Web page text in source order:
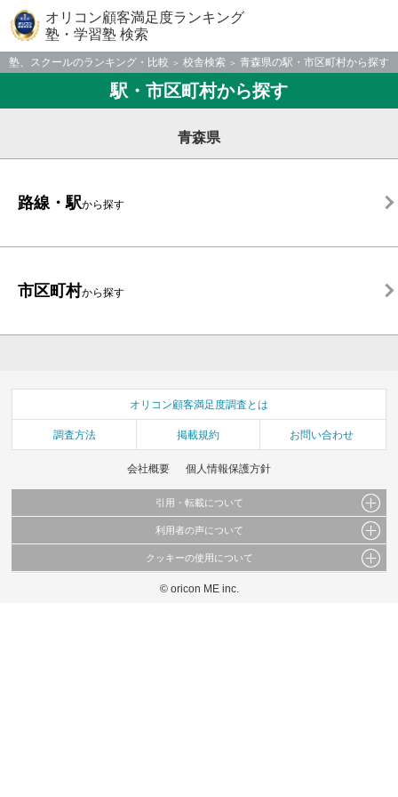
オリコン顧客満足度ランキング
塾・学習塾 検索
塾、スクールのランキング・比較 校舎検索 青森県の駅・市区町村から探す
駅・市区町村から探す
青森県
路線・駅から探す
市区町村から探す
オリコン顧客満足度調査とは
調査方法 掲載規約 お問い合わせ
会社概要 個人情報保護方針
引用・転載について
当サイトで公開されている情報（文字、写真、イラスト、画像データ等）及びこれらの配
これらの情報を権利者の許可なく無断転載・複製などの二次利用を行うことは固く禁じて
利用者の声について
当サイトに掲載している内容はすべてサービスの利用者が提出された見解・感想です。
弊社の見解・ 意見ではないことをご理解いただいた上でご覧ください。
クッキーの使用について
このサイトでは Cookie を使用して、ユーザーに合わせたコンテンツや広告の表示、ソー
© oricon ME inc.